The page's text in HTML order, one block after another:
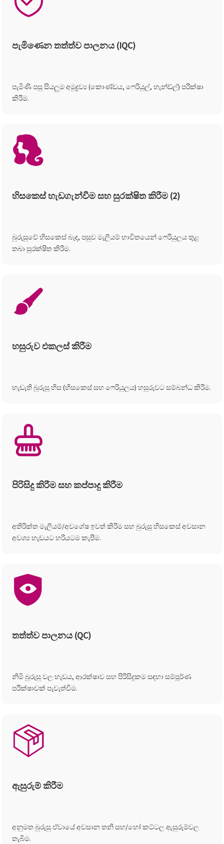
පැමිණෙන තත්ත්ව පාලනය (IQC)
පැමිණි පසු සියලුම අමුද්‍රව්‍ය (කොණ්ඩය, ෆෙරියුල්, හැන්ඩ්ල්) පරීක්ෂා
කිරීම.
හිසකෙස් හැඩගැන්වීම සහ සුරක්ෂිත කිරීම (2)
බුරුසුවේ හිසකෙස් බැඳ, පසුව මැලියම් භාවිතයෙන් ෆෙරියුලය තුළ
තබා සුරක්ෂිත කිරීම.
හසුරුව එකලස් කිරීම
හැඩැති බුරුසු හිස (හිසකෙස් සහ ෆෙරියුලය) හසුරුවට සම්බන්ධ කිරීම.
පිරිසිදු කිරීම සහ කප්පාදු කිරීම
අතිරික්ත මැලියම්/අවශේෂ ඉවත් කිරීම සහ බුරුසු හිසකෙස් අවසාන
අවශ්‍ය හැඩයට හරියටම කැපීම.
තත්ත්ව පාලනය (QC)
නිමි බුරුසු වල හැඩය, ආරක්ෂාව සහ පිරිසිදුකම සඳහා සම්පූර්ණ
පරීක්ෂාවක් පැවැත්වීම.
ඇසුරුම් කිරීම
අනුමත බුරුසු ඒවායේ අවසාන තනි සහ/හෝ කට්ටල ඇසුරුම්වල
තැබීම.